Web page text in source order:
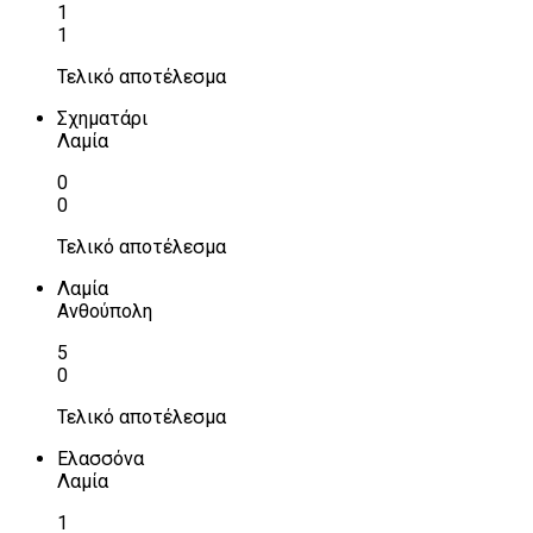
1
1
Τελικό αποτέλεσμα
Σχηματάρι
Λαμία
0
0
Τελικό αποτέλεσμα
Λαμία
Ανθούπολη
5
0
Τελικό αποτέλεσμα
Ελασσόνα
Λαμία
1